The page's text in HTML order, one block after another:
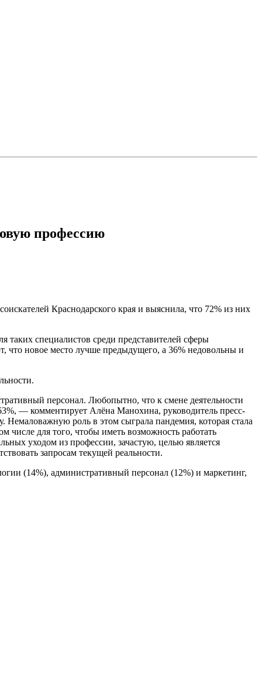
профессию
Краснодарского края и выяснила, что 72% из них
таких специалистов среди представителей сферы
что новое место лучше предыдущего, а 36% недовольны и
персонал. Любопытно, что к смене деятельности
— комментирует Алёна Манохина, руководитель пресс-
роль в этом сыграла пандемия, которая стала
для того, чтобы иметь возможность работать
уходом из профессии, зачастую, целью является
запросам текущей реальности.
(14%), административный персонал (12%) и маркетинг,